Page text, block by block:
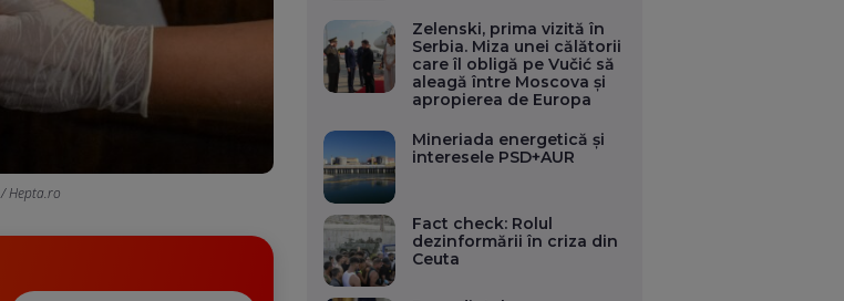
Hepta.ro
Zelenski, prima vizită în
Serbia. Miza unei călătorii
care îl obligă pe Vučić să
aleagă între Moscova și
apropierea de Europa
Mineriada energetică și
interesele PSD+AUR
Fact check: Rolul
dezinformării în criza din
Ceuta